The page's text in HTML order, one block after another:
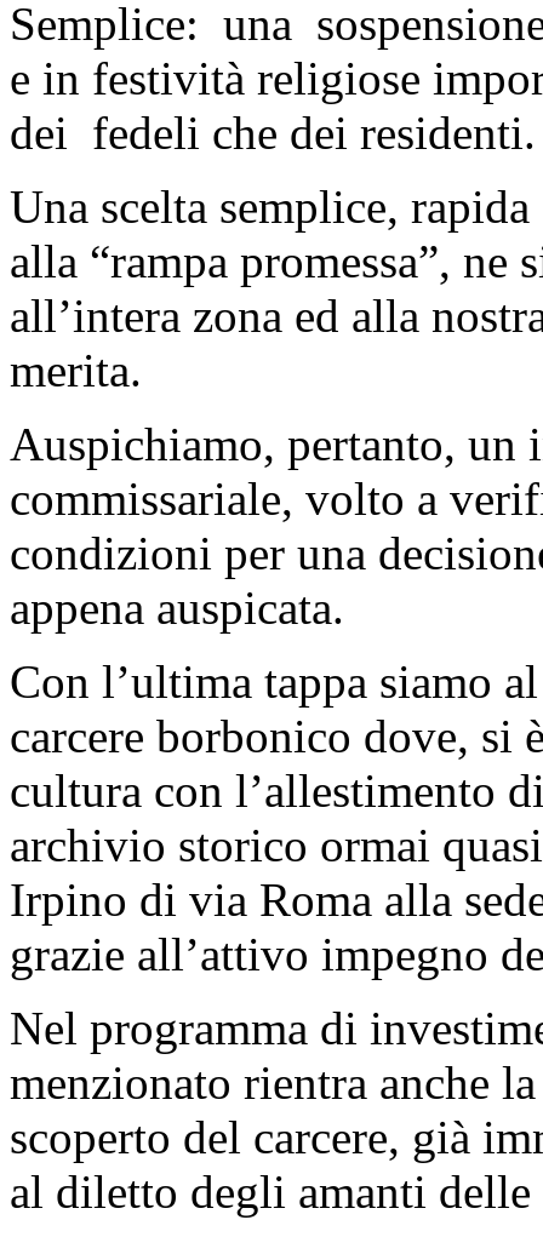
Semplice: una
e in festività religiose
dei fedeli che dei residenti.
Una scelta semplice,
alla “rampa promessa”,
all’intera zona ed alla
merita.
Auspichiamo, pertanto, un
commissariale, volto a
condizioni per una
appena auspicata.
Con l’ultima tappa siamo
carcere borbonico dove, si
cultura con l’allestimento
archivio storico ormai
Irpino di via Roma alla
grazie all’attivo impegno
Nel programma di
menzionato rientra anche
scoperto del carcere, già
al diletto degli amanti